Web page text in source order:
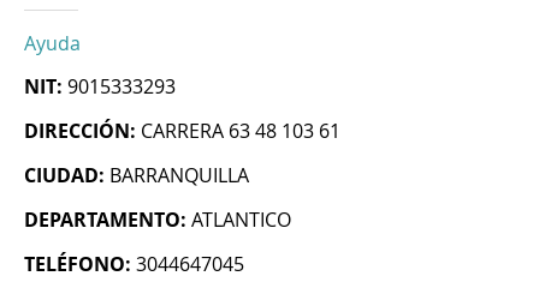
Ayuda
NIT: 9015333293
DIRECCIÓN: CARRERA 63 48 103 61
CIUDAD: BARRANQUILLA
DEPARTAMENTO: ATLANTICO
TELÉFONO: 3044647045